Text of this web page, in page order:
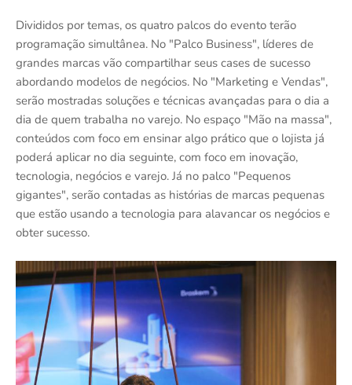
Divididos por temas, os quatro palcos do evento terão
programação simultânea. No "Palco Business", líderes de
grandes marcas vão compartilhar seus cases de sucesso
abordando modelos de negócios. No "Marketing e Vendas",
serão mostradas soluções e técnicas avançadas para o dia a
dia de quem trabalha no varejo. No espaço "Mão na massa",
conteúdos com foco em ensinar algo prático que o lojista já
poderá aplicar no dia seguinte, com foco em inovação,
tecnologia, negócios e varejo. Já no palco "Pequenos
gigantes", serão contadas as histórias de marcas pequenas
que estão usando a tecnologia para alavancar os negócios e
obter sucesso.